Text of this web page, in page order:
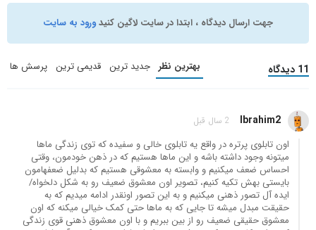
جهت ارسال دیدگاه ، ابتدا در سایت لاگین کنیدورود به سایت
11 دیدگاه بهترین نظر جدید ترین قدیمی ترین پرسش ها
Ibrahim2 2 سال قبل
اون تابلوی پرتره در واقع یه تابلوی خالی و سفیده که توی زندگی ماها
میتونه وجود داشته باشه و این ماها هستیم که در ذهن خودمون، وقتی
احساس ضعف میکنیم و وابسته به معشوقی هستیم که بدلیل ضعفهامون
بایستی بهش تکیه کنیم، تصویر اون معشوق ضعیف رو به شکل دلخواه/
ایده آل تصور ذهنی میکنیم و به این تصور اونقدر ادامه میدیم که به
حقیقت مبدل میشه تا جایی که به ماها حتی کمک خیالی میکنه که اون
معشوق حقیقی ضعیف رو از بین ببریم و با اون معشوق ذهنی قوی زندگی